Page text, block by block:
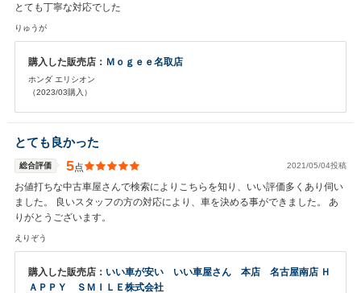
とても丁寧な対応でした
りゅうが
購入した販売店： Ｍｏｇｅｅ名取店
ホンダ エリシオン
（2023/03購入）
とても良かった
総合評価 5点 2021/05/04投稿
お値打ちな中古車屋さんで検索によりこちらを知り、いい評価多くあり伺い
ました。 良いスタッフの方の対応により、車を決める事ができました。 あ
りがとうございます。
えりぞう
購入した販売店： いい車が安い いい車屋さん 本店 名古屋南店 Ｈ
ＡＰＰＹ ＳＭＩＬＥ株式会社